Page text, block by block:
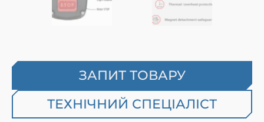
ЗАПИТ ТОВАРУ
ТЕХНІЧНИЙ СПЕЦІАЛІСТ